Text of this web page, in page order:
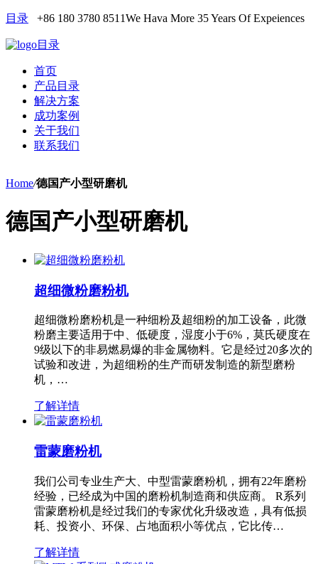
目录 +86 180 3780 8511We Hava More 35 Years Of Expeiences
目录
首页
产品目录
解决方案
成功案例
关于我们
联系我们
Home/德国产小型研磨机
德国产小型研磨机
超细微粉磨粉机
超细微粉磨粉机是一种细粉及超细粉的加工设备，此微
粉磨主要适用于中、低硬度，湿度小于6%，莫氏硬度在
9级以下的非易燃易爆的非金属物料。它是经过20多次的
试验和改进，为超细粉的生产而研发制造的新型磨粉
机，…
了解详情
雷蒙磨粉机
我们公司专业生产大、中型雷蒙磨粉机，拥有22年磨粉
经验，已经成为中国的磨粉机制造商和供应商。 R系列
雷蒙磨粉机是经过我们的专家优化升级改造，具有低损
耗、投资小、环保、占地面积小等优点，它比传…
了解详情